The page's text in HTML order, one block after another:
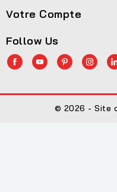
Votre Compte
Follow Us
© 2026 - Site